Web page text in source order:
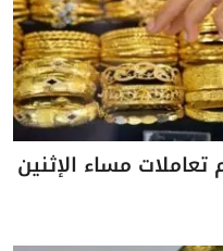
مساء الإثنين